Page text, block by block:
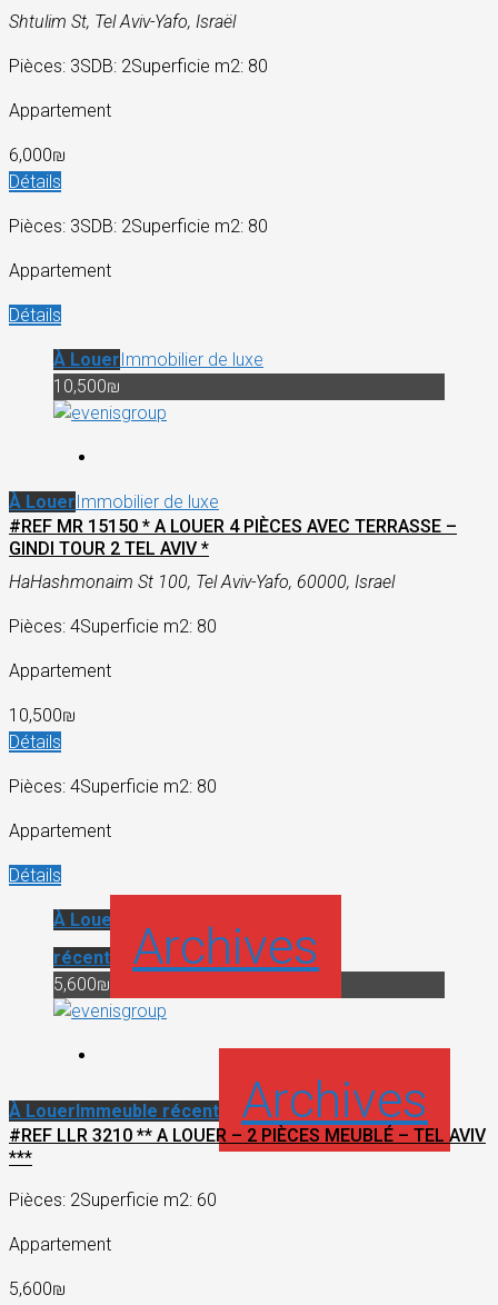
Shtulim St, Tel Aviv-Yafo, Israël
Pièces: 3SDB: 2Superficie m2: 80
Appartement
6,000₪
Détails
Pièces: 3SDB: 2Superficie m2: 80
Appartement
Détails
À LouerImmobilier de luxe
10,500₪
À LouerImmobilier de luxe
#REF MR 15150 * A LOUER 4 PIÈCES AVEC TERRASSE –
GINDI TOUR 2 TEL AVIV *
HaHashmonaim St 100, Tel Aviv-Yafo, 60000, Israel
Pièces: 4Superficie m2: 80
Appartement
10,500₪
Détails
Pièces: 4Superficie m2: 80
Appartement
Détails
À Louer
récent
Archives
5,600₪
À LouerImmeuble récent Archives
#REF LLR 3210 ** A LOUER – 2 PIÈCES MEUBLÉ – TEL AVIV
***
Pièces: 2Superficie m2: 60
Appartement
5,600₪